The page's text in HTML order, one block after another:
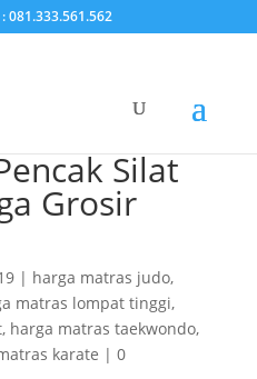
081.333.561.562
Silat
Grosir
| harga matras judo,
matras lompat tinggi,
, harga matras taekwondo,
karate | 0